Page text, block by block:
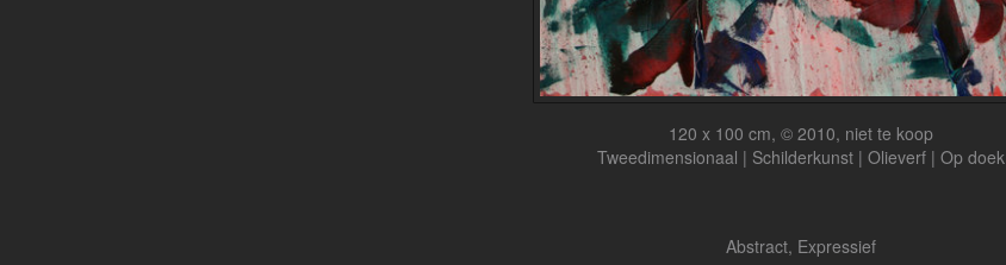
120 x 100 cm, © 2010, niet te koop
Tweedimensionaal | Schilderkunst | Olieverf | Op doek
Abstract, Expressief